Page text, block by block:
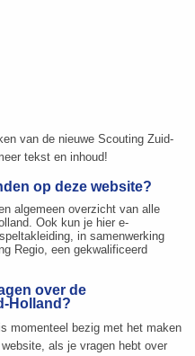
van de nieuwe Scouting Zuid-
tekst en inhoud!
op deze website?
algemeen overzicht van alle
Ook kun je hier e-
in samenwerking
Regio, een gekwalificeerd
over de
Holland?
momenteel bezig met het maken
als je vragen hebt over